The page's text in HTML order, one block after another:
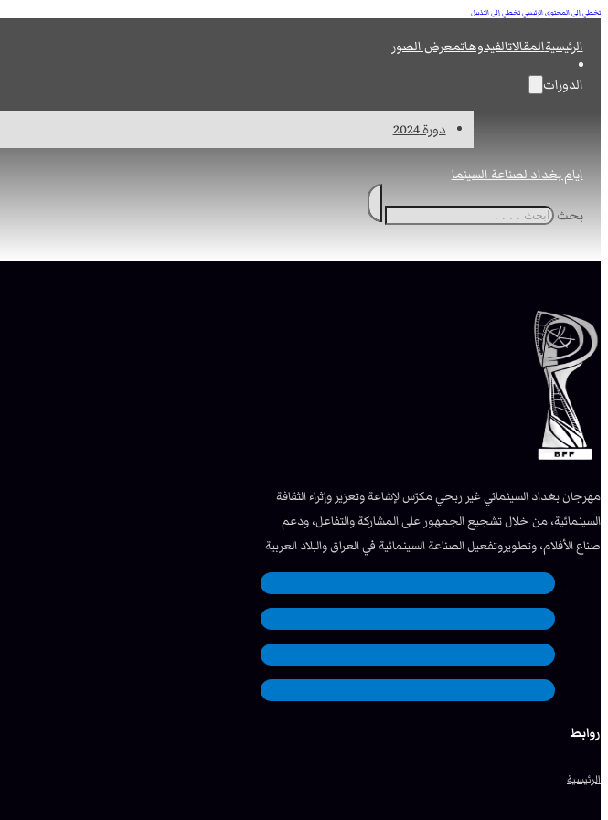
تخطي إلى المحتوى الرئيسيتخطي إلى التذييل
الرئيسيةالمقالاتالفيدوهاتمعرض الصور
الدورات
دورة 2024
ايام بغداد لصناعة السينما
بحث
مهرجان بغداد السينمائي غير ربحي مكرّس لإشاعة وتعزيز وإثراء الثقافة
السينمائية، من خلال تشجيع الجمهور على المشاركة والتفاعل، ودعم
صناع الأفلام، وتطويروتفعيل الصناعة السينمائية في العراق والبلاد العربية
روابط
الرئيسية